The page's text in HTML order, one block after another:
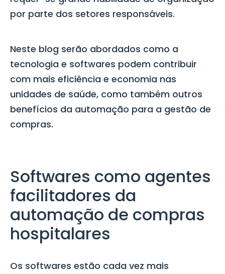
por parte dos setores responsáveis.
Neste blog serão abordados como a
tecnologia e softwares podem contribuir
com mais eficiência e economia nas
unidades de saúde, como também outros
benefícios da automação para a gestão de
compras.
Softwares como agentes
facilitadores da
automação de compras
hospitalares
Os softwares estão cada vez mais